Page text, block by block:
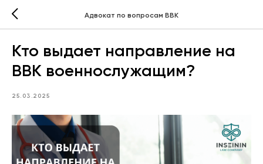
Адвокат по вопросам ВВК
Кто выдает направление на
ВВК военнослужащим?
25.03.2025